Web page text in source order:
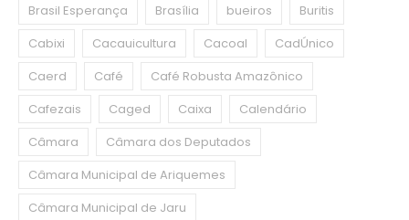
Brasil Esperança
Brasília bueiros
Buritis
Cabixi
Cacauicultura Cacoal
CadÚnico
Caerd
Café
Café Robusta Amazônico
Cafezais
Caged Caixa
Calendário
Câmara
Câmara dos Deputados
Câmara Municipal de Ariquemes
Câmara Municipal de Jaru